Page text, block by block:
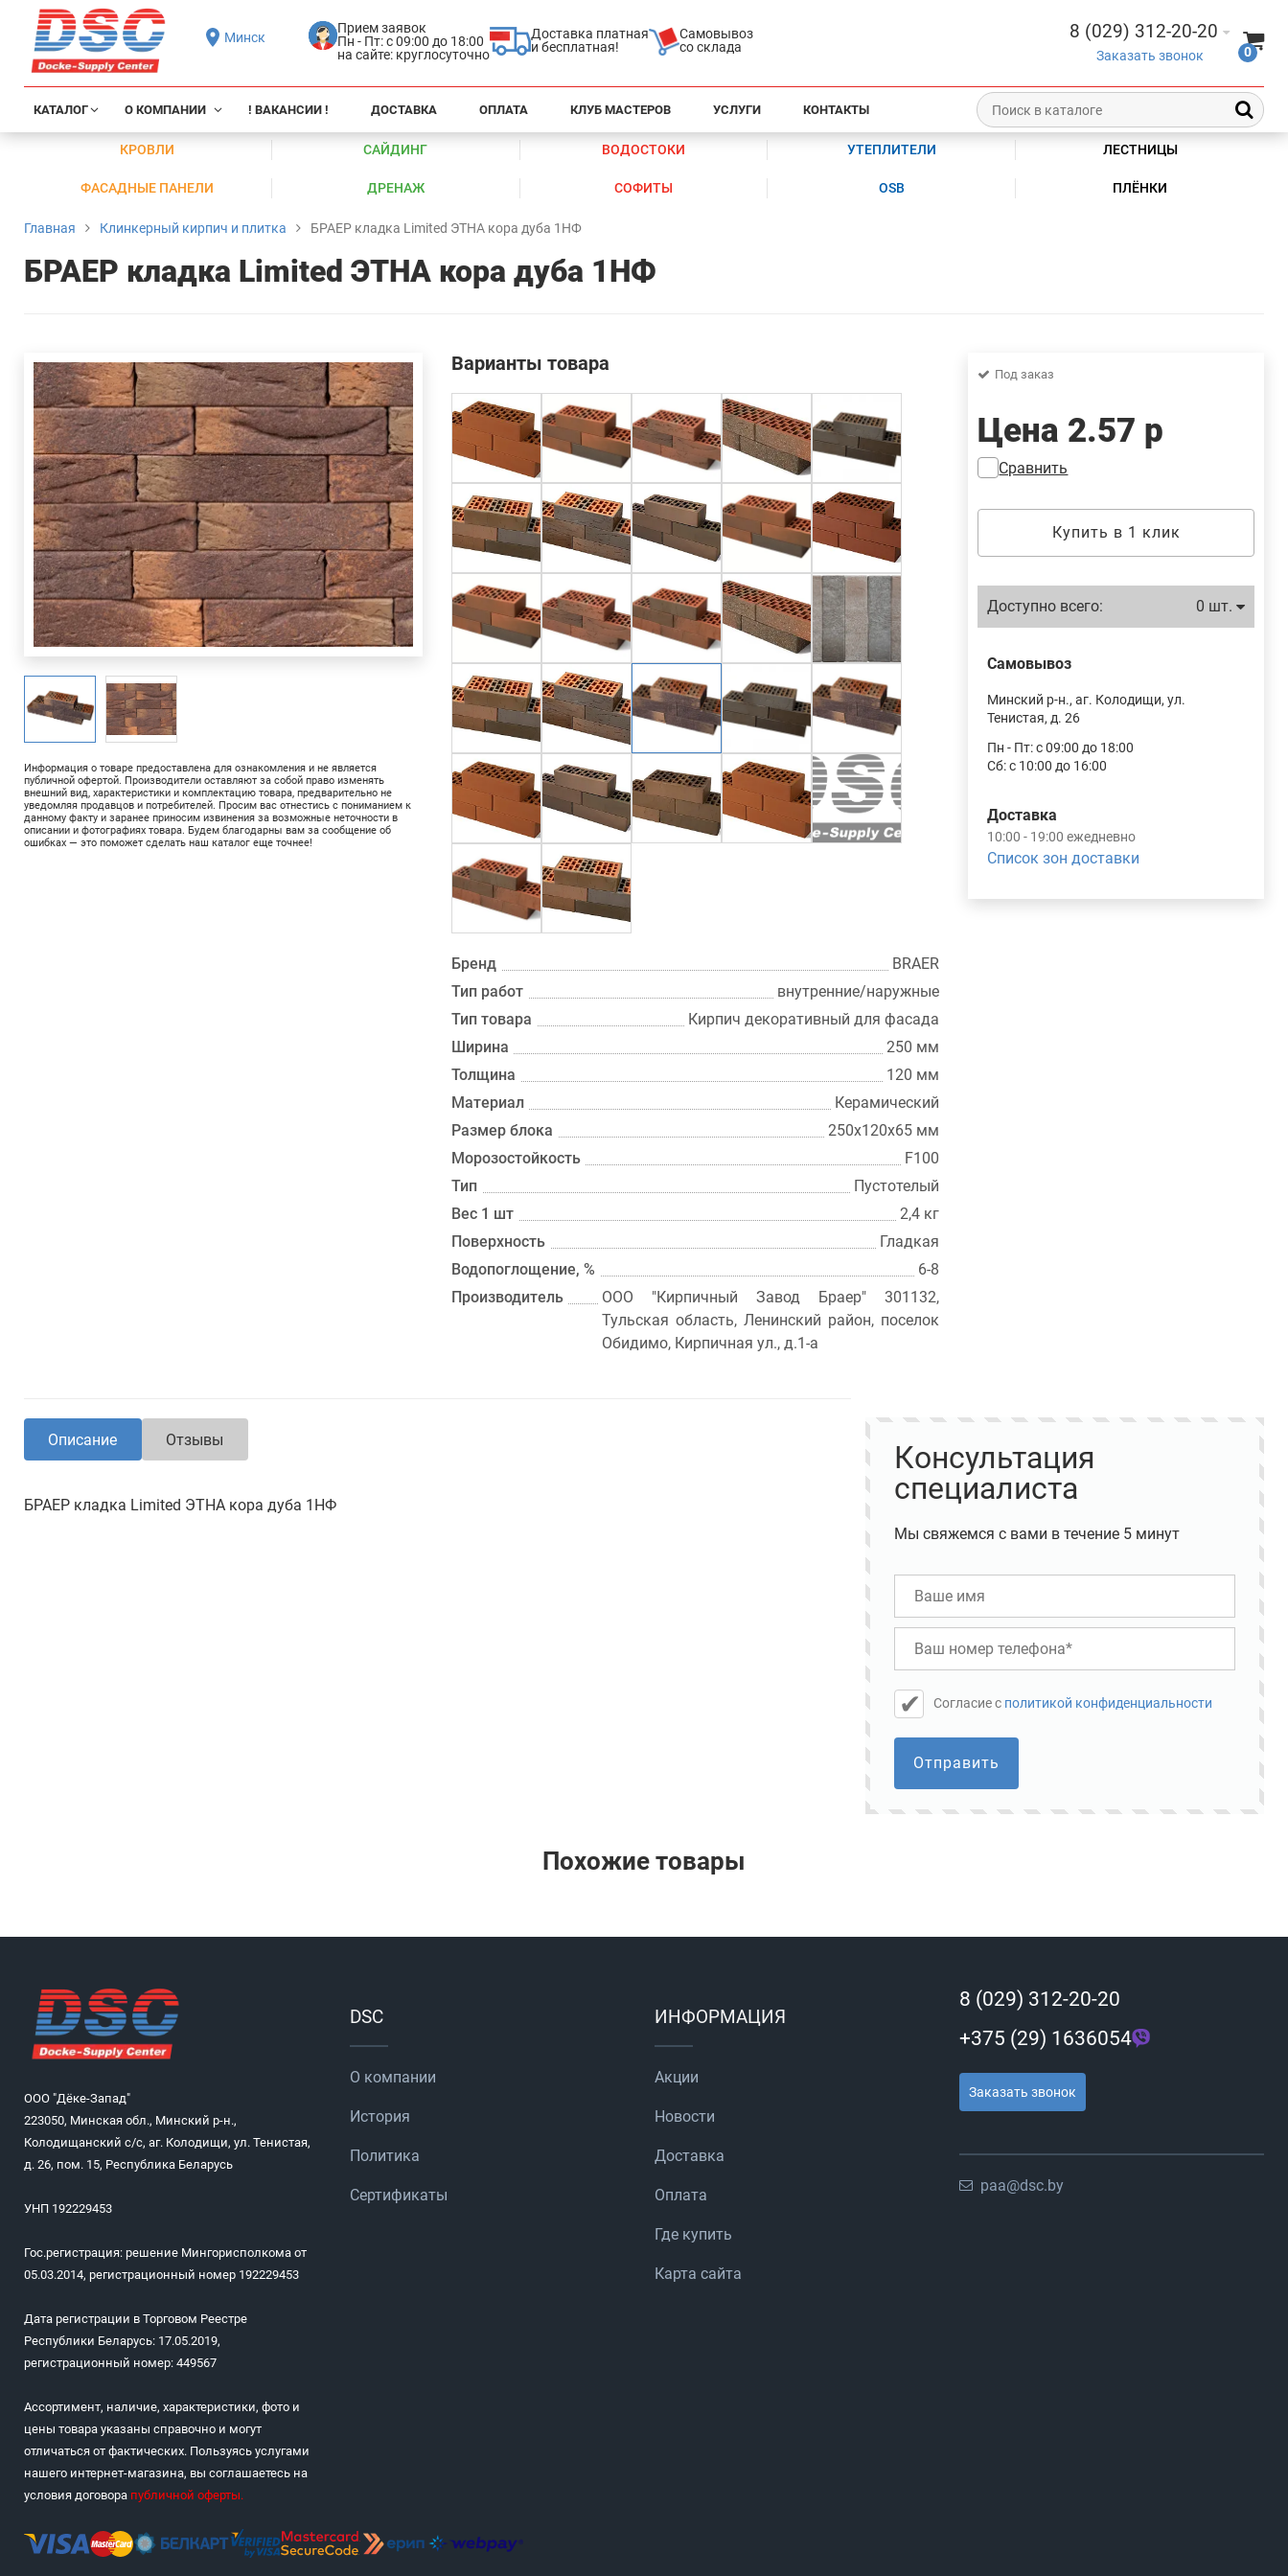
Минск
Прием заявок
Пн - Пт: с 09:00 до 18:00
на сайте: круглосуточно
Доставка платная
и бесплатная!
Самовывоз
со склада
8 (029) 312-20-20
Заказать звонок 0
КАТАЛОГ О КОМПАНИИ ! ВАКАНСИИ ! ДОСТАВКА ОПЛАТА КЛУБ МАСТЕРОВ УСЛУГИ КОНТАКТЫ
КРОВЛИ САЙДИНГ ВОДОСТОКИ УТЕПЛИТЕЛИ ЛЕСТНИЦЫ
ФАСАДНЫЕ ПАНЕЛИ ДРЕНАЖ СОФИТЫ OSB ПЛЁНКИ
Главная Клинкерный кирпич и плитка БРАЕР кладка Limited ЭТНА кора дуба 1НФ
БРАЕР кладка Limited ЭТНА кора дуба 1НФ
Информация о товаре предоставлена для ознакомления и не является
публичной офертой. Производители оставляют за собой право изменять
внешний вид, характеристики и комплектацию товара, предварительно не
уведомляя продавцов и потребителей. Просим вас отнестись с пониманием к
данному факту и заранее приносим извинения за возможные неточности в
описании и фотографиях товара. Будем благодарны вам за сообщение об
ошибках — это поможет сделать наш каталог еще точнее!
Варианты товара
Бренд
BRAER
Тип работ
внутренние/наружные
Тип товара
Кирпич декоративный для фасада
Ширина
250 мм
Толщина
120 мм
Материал
Керамический
Размер блока
250х120х65 мм
Морозостойкость
F100
Тип
Пустотелый
Вес 1 шт
2,4 кг
Поверхность
Гладкая
Водопоглощение, %
6-8
Производитель
ООО "Кирпичный Завод Браер" 301132,
Тульская область, Ленинский район, поселок
Обидимо, Кирпичная ул., д.1-а
Под заказ
Цена 2.57 р
Сравнить
Купить в 1 клик
Доступно всего: 0 шт.
Самовывоз
Минский р-н., аг. Колодищи, ул.
Тенистая, д. 26
Пн - Пт: с 09:00 до 18:00
Сб: с 10:00 до 16:00
Доставка
10:00 - 19:00 ежедневно
Список зон доставки
Описание Отзывы
БРАЕР кладка Limited ЭТНА кора дуба 1НФ
Консультация
специалиста
Мы свяжемся с вами в течение 5 минут
Cогласие с политикой конфиденциальности
Отправить
Похожие товары
ООО "Дёке-Запад"
223050, Минская обл., Минский р-н.,
Колодищанский с/с, аг. Колодищи, ул. Тенистая,
д. 26, пом. 15, Республика Беларусь
УНП 192229453
Гос.регистрация: решение Мингорисполкома от
05.03.2014, регистрационный номер 192229453
Дата регистрации в Торговом Реестре
Республики Беларусь: 17.05.2019,
регистрационный номер: 449567
Ассортимент, наличие, характеристики, фото и
цены товара указаны справочно и могут
отличаться от фактических. Пользуясь услугами
нашего интернет-магазина, вы соглашаетесь на
условия договора публичной оферты.
DSC
О компании
История
Политика
Сертификаты
ИНФОРМАЦИЯ
Акции
Новости
Доставка
Оплата
Где купить
Карта сайта
8 (029) 312-20-20
+375 (29) 1636054
Заказать звонок
paa@dsc.by